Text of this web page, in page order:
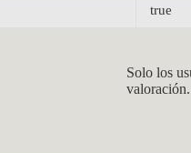
true
Solo los
valoración.